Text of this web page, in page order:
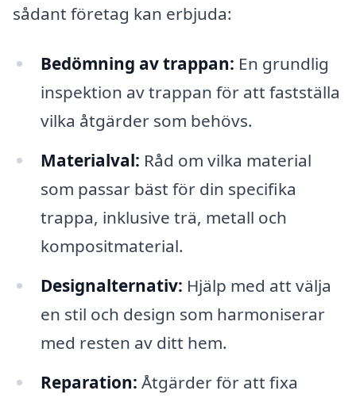
sådant företag kan erbjuda:
Bedömning av trappan: En grundlig
inspektion av trappan för att fastställa
vilka åtgärder som behövs.
Materialval: Råd om vilka material
som passar bäst för din specifika
trappa, inklusive trä, metall och
kompositmaterial.
Designalternativ: Hjälp med att välja
en stil och design som harmoniserar
med resten av ditt hem.
Reparation: Åtgärder för att fixa